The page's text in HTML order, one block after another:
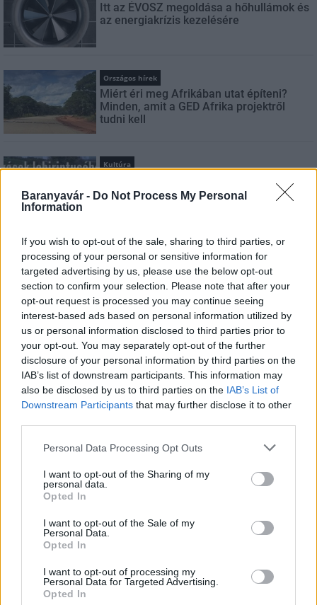
Baranyavár - Do Not Process My Personal
Information
If you wish to opt-out of the sale, sharing to third parties, or
processing of your personal or sensitive information for
targeted advertising by us, please use the below opt-out
section to confirm your selection. Please note that after your
opt-out request is processed you may continue seeing
interest-based ads based on personal information utilized by
us or personal information disclosed to third parties prior to
your opt-out. You may separately opt-out of the further
disclosure of your personal information by third parties on the
IAB’s list of downstream participants. This information may
also be disclosed by us to third parties on the IAB’s List of
Downstream Participants that may further disclose it to other
Please note that this website/app uses one or more Google
not limited to your visit or usage behaviour. You may click to
grant or deny consent to Google and its third-party tags to
use your data for below specified purposes in below Google
consent section.
Personal Data Processing Opt Outs
I want to opt-out of the Sharing of my
personal data.
Opted In
I want to opt-out of the Sale of my
Personal Data.
Opted In
I want to opt-out of processing my
Personal Data for Targeted Advertising.
Opted In
Itt az ÉVOSZ megoldása a hőhullámok és
az energiakrízis kezelésére
Országos hírek
Miért éri meg Afrikában utat építeni?
Minden, amit a GED Afrika projektről
tudni kell
Kultúra
Országos hírek
Túlfogyasztás napja - július 30-ra
felhasználta az emberiség a Föld egész
évre elegendő erőforrásait
Aktuális
Open Orfű: mozgás, zene, közösség
E-mail cím
Feliratkozom a hírlevélre és elfogadom az
adatvédelmi
szabályzatot!